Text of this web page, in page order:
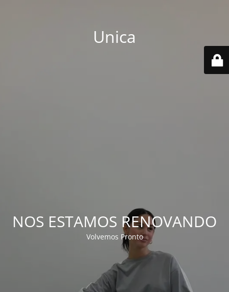
Unica
NOS ESTAMOS RENOVANDO
Volvemos Pronto